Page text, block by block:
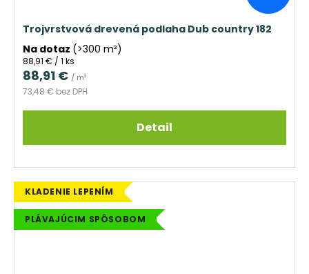
Trojvrstvová drevená podlaha Dub country 182
Na dotaz (>300 m²)
73,48 € bez DPH
88,91 € / m²
Jednotková
cena:
88,91 € / 1 ks
Detail
KLADENIE LEPENÍM
PLÁVAJÚCIM SPÔSOBOM